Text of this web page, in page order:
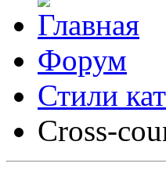
Форум
Стили
Cross-